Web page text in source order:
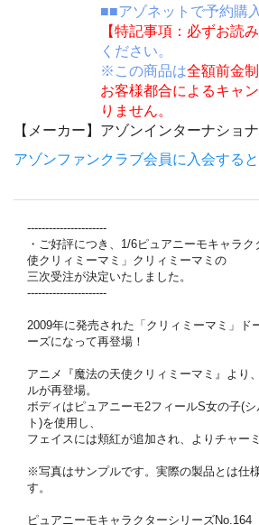
■■アゾネットで予約購
【特記事項：必ずお読
ください。
※この商品は全額前金制
お客様都合によるキャ
りません。
【メーカー】 アゾンインターナショ
アゾンファンクラブ会員に入会する
----------------------
・ご好評につき、1/6ピュアニーモキャラ
使クリィミーマミ」クリィミーマミの
三次受注が決定いたしました。
----------------------
2009年に発売された「クリィミーマミ」ド
ーズになって再登場！
アニメ『魔法の天使クリィミーマミ』より
ルが再登場。
ボディはピュアニーモ2フィールS女の子(
ト)を使用し、
フェイスには頬紅が追加され、よりチャー
※写真はサンプルです。実際の製品とは仕
す。
ピュアニーモキャラクターシリーズNo.164